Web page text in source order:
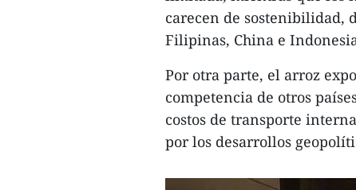
carecen de sostenibilidad,
Filipinas, China e
Por otra parte, el arroz
competencia de otros
costos de transporte
por los desarrollos